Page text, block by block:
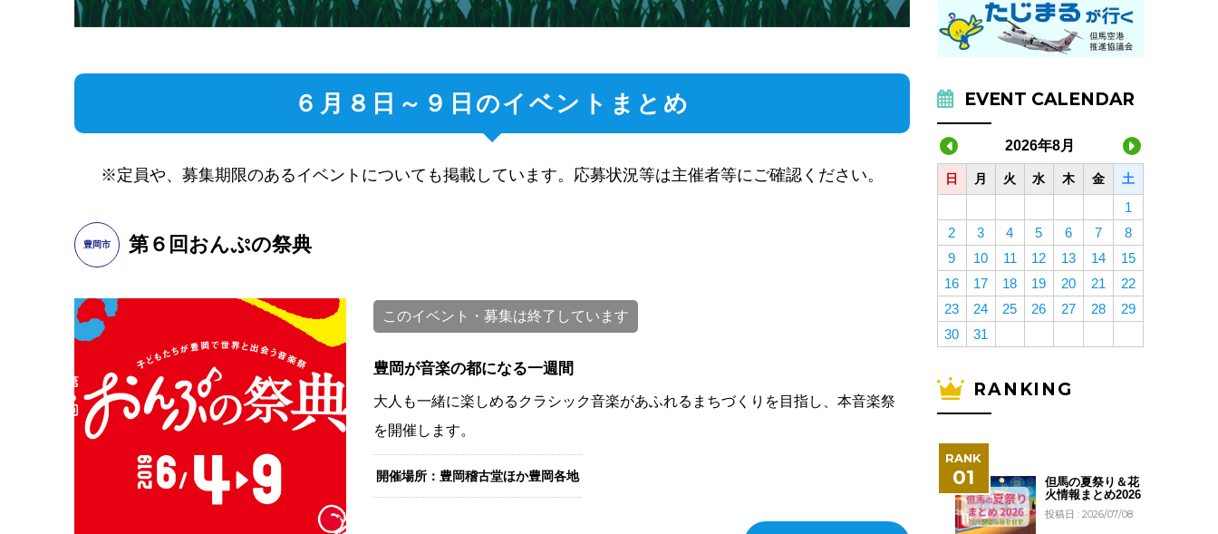
６月８日～９日のイベントまとめ
※定員や、募集期限のあるイベントについても掲載しています。応募状況等は主催者等にご確認ください。
豊岡市 第６回おんぷの祭典
このイベント・募集は終了しています
豊岡が音楽の都になる一週間
大人も一緒に楽しめるクラシック音楽があふれるまちづくりを目指し、本音楽祭
を開催します。
開催場所：豊岡稽古堂ほか豊岡各地
EVENT CALENDAR
2026年8月
日 月 火 水 木 金 土
1
2
3 4 5 6 7
8
9
10 11 12 13 14
15
16
17 18 19 20 21
22
23
24 25 26 27 28
29
30
31
RANKING
但馬の夏祭り＆花
火情報まとめ2026
投稿日 : 2026/07/08